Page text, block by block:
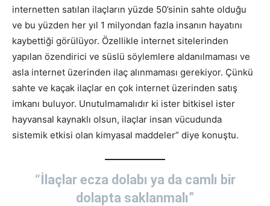
internetten satılan ilaçların yüzde 50’sinin sahte olduğu
ve bu yüzden her yıl 1 milyondan fazla insanın hayatını
kaybettiği görülüyor. Özellikle internet sitelerinden
yapılan özendirici ve süslü söylemlere aldanılmaması ve
asla internet üzerinden ilaç alınmaması gerekiyor. Çünkü
sahte ve kaçak ilaçlar en çok internet üzerinden satış
imkanı buluyor. Unutulmamalıdır ki ister bitkisel ister
hayvansal kaynaklı olsun, ilaçlar insan vücudunda
sistemik etkisi olan kimyasal maddeler” diye konuştu.
“İlaçlar ecza dolabı ya da camlı bir
dolapta saklanmalı”